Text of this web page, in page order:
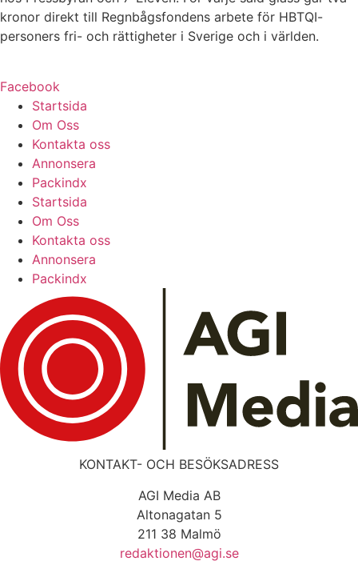
kronor direkt till Regnbågsfondens arbete för HBTQI-
personers fri- och rättigheter i Sverige och i världen.
Facebook
Startsida
Om Oss
Kontakta oss
Annonsera
Packindx
Startsida
Om Oss
Kontakta oss
Annonsera
Packindx
KONTAKT- OCH BESÖKSADRESS
AGI Media AB
Altonagatan 5
211 38 Malmö
redaktionen@agi.se